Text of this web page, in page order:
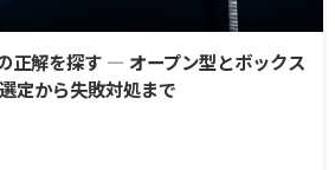
正解を探す ― オープン型とボックス
定から失敗対処まで